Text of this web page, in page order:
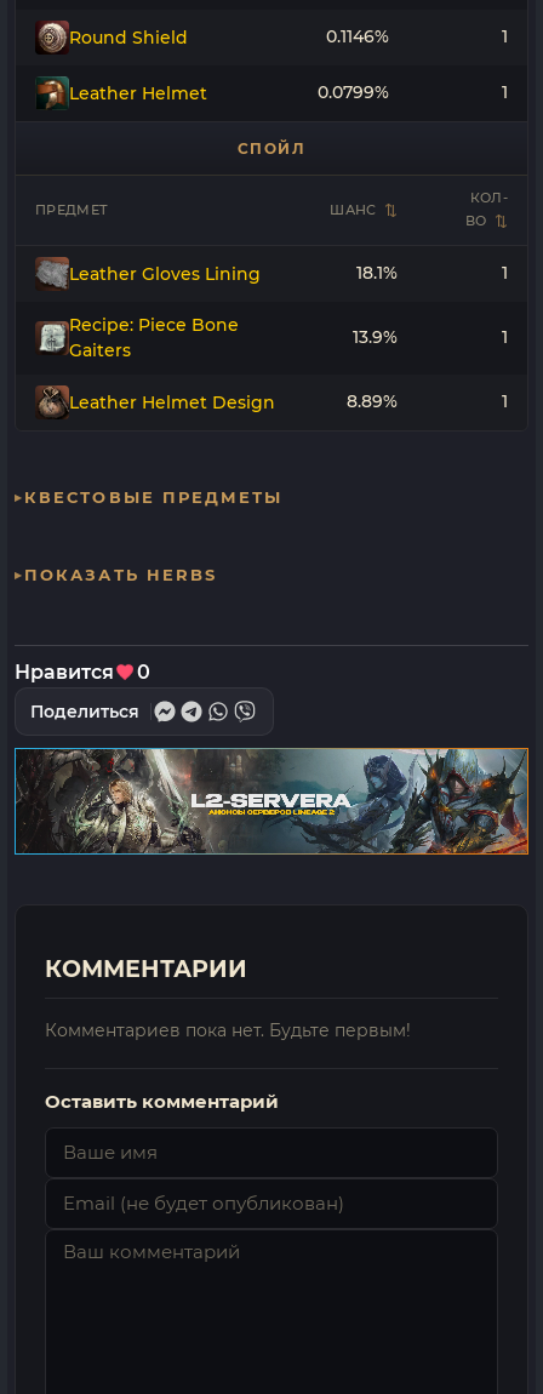
Round Shield 0.1146% 1
Leather Helmet 0.0799% 1
СПОЙЛ
ПРЕДМЕТ ШАНС
КОЛ-
ВО
Leather Gloves Lining 18.1% 1
Recipe: Piece Bone
Gaiters
13.9% 1
Leather Helmet Design 8.89% 1
КВЕСТОВЫЕ ПРЕДМЕТЫ
ПОКАЗАТЬ HERBS
Нравится 0
Поделиться
КОММЕНТАРИИ
Комментариев пока нет. Будьте первым!
Оставить комментарий